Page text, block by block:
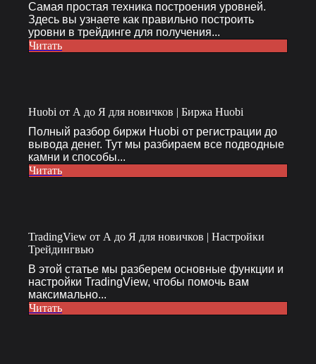
Самая простая техника построения уровней.
Здесь вы узнаете как правильно построить
уровни в трейдинге для получения...
Читать
Huobi от А до Я для новичков | Биржа Huobi
Полный разбор биржи Huobi от регистрации до
вывода денег. Тут мы разбираем все подводные
камни и способы...
Читать
TradingView от А до Я для новичков | Настройки
Трейдингвью
В этой статье мы разберем основные функции и
настройки TradingView, чтобы помочь вам
максимально...
Читать